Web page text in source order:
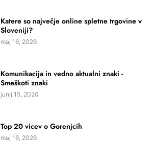
Katere so največje online spletne trgovine v
Sloveniji?
maj 16, 2026
Komunikacija in vedno aktualni znaki -
Smeškoti znaki
junij 15, 2020
Top 20 vicev o Gorenjcih
maj 16, 2026